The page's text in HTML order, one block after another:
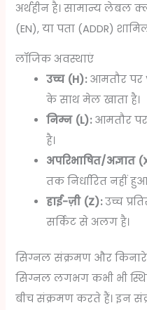
अर्थहीन है। सामान्य लेबल
(EN), या पता (ADDR)
लॉजिक अवस्थाएं
उच्च (H):आमतौर पर
के साथ मेल खाता है।
निम्न (L):आमतौर पर
है।
अपरिभाषित/अज्ञात
तक निर्धारित नहीं हुआ
हाई-ज़ी (Z):उच्च
सर्किट से अलग है।
सिग्नल संक्रमण और किनारे
सिग्नल लगभग कभी भी
बीच संक्रमण करते हैं। इन